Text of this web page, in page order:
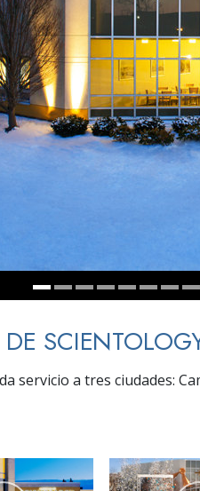
servicio a tres ciudades: